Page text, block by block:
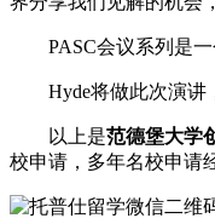
PASC会议系列是一
Hyde将做此次演讲，
以上是范德堡大学
校申请，多年名校申请